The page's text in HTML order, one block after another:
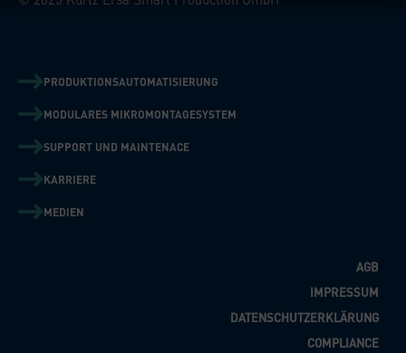
PRODUKTIONSAUTOMATISIERUNG
MODULARES MIKROMONTAGESYSTEM
SUPPORT UND MAINTENACE
KARRIERE
MEDIEN
AGB
IMPRESSUM
DATENSCHUTZERKLÄRUNG
COMPLIANCE